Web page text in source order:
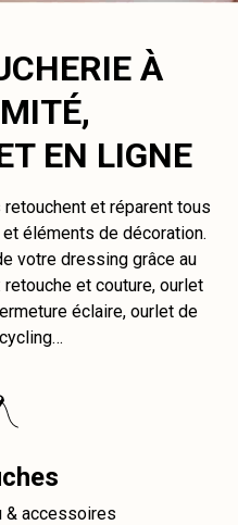
À
EN LIGNE
et réparent tous
éléments de décoration.
votre dressing grâce au
et couture, ourlet
éclaire, ourlet de
& accessoires